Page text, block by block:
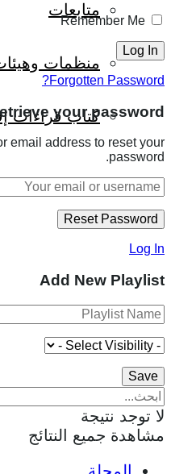
متابعات
منظمات
كتاب قراءات
Remember Me
Forgotten Password?
your password
email address to reset your
password.
Log In
Add New Playlist
لا توجد نتيجة
مشاهدة جميع النتائج